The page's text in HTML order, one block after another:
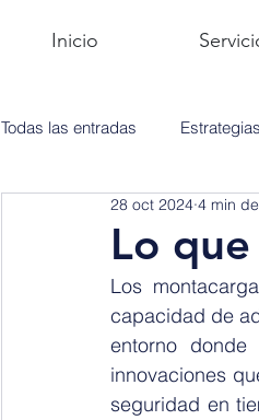
Inicio
Todas las entradas
Mantenimiento
Lo
28 oct 2024 4 min
Los
capacidad de
entorno
innovaciones
seguridad en